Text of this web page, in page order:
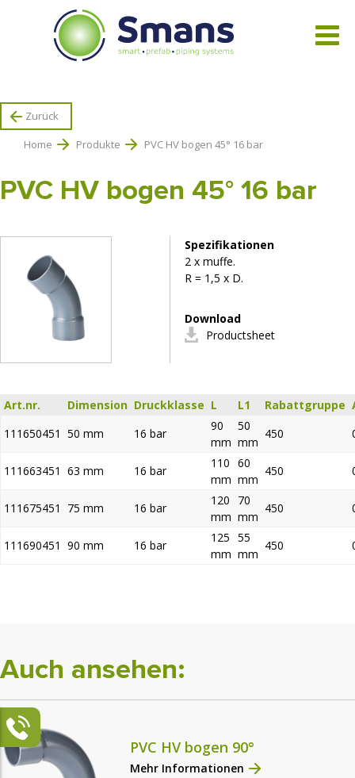
Zurück
Home
Produkte PVC HV bogen 45° 16 bar
PVC HV bogen 45° 16 bar
Spezifikationen
2 x muffe.
R = 1,5 x D.
Download
Productsheet
Art.nr. Dimension Druckklasse L L1 Rabattgruppe
111650451 50 mm 16 bar
90
mm
50
mm
450
111663451 63 mm 16 bar
110
mm
60
mm
450
111675451 75 mm 16 bar
120
mm
70
mm
450
111690451 90 mm 16 bar
125
mm
55
mm
450
Alle Produkte ansehen
Auch ansehen:
PVC HV bogen 90°
Mehr Informationen